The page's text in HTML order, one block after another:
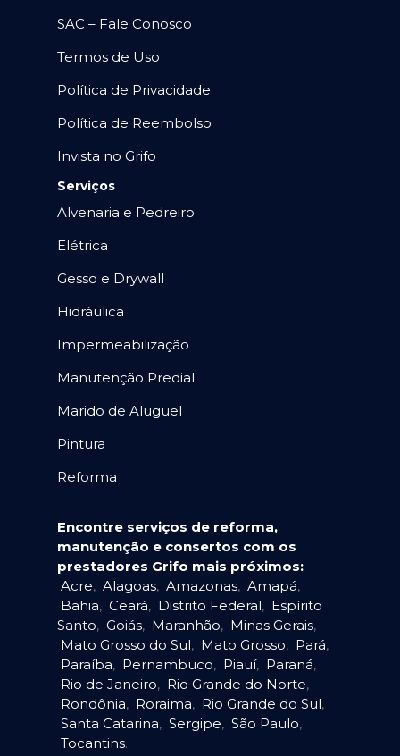
SAC – Fale Conosco
Termos de Uso
Política de Privacidade
Política de Reembolso
Invista no Grifo
Serviços
Alvenaria e Pedreiro
Elétrica
Gesso e Drywall
Hidráulica
Impermeabilização
Manutenção Predial
Marido de Aluguel
Pintura
Reforma
Encontre serviços de reforma,
manutenção e consertos com os
prestadores Grifo mais próximos:
Acre, Alagoas, Amazonas, Amapá,
Bahia, Ceará, Distrito Federal, Espírito
Santo, Goiás, Maranhão, Minas Gerais,
Mato Grosso do Sul, Mato Grosso, Pará,
Paraíba, Pernambuco, Piauí, Paraná,
Rio de Janeiro, Rio Grande do Norte,
Rondônia, Roraima, Rio Grande do Sul,
Santa Catarina, Sergipe, São Paulo,
Tocantins.